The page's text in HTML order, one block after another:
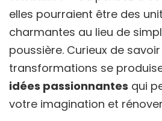
elles pourraient être des
charmantes au lieu de
poussière. Curieux de
transformations se
idées passionnantes qui
votre imagination et